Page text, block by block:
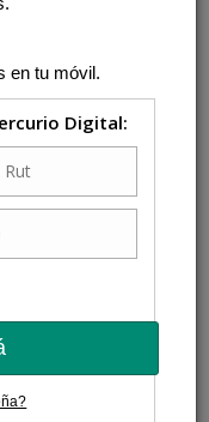
en tu móvil.
Digital: